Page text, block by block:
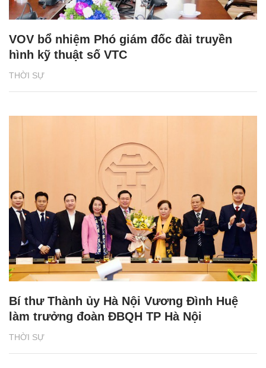
THỜI SỰ
VOV bổ nhiệm Phó giám đốc đài truyền
hình kỹ thuật số VTC
THỜI SỰ
Bí thư Thành ủy Hà Nội Vương Đình Huệ
làm trưởng đoàn ĐBQH TP Hà Nội